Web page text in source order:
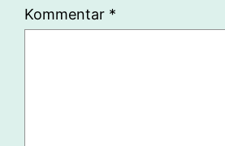
Kommentar *